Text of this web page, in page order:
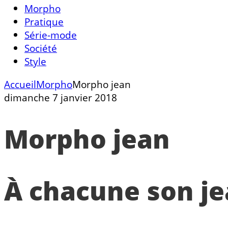
Morpho
Pratique
Série-mode
Société
Style
AccueilMorphoMorpho jean
dimanche 7 janvier 2018
Morpho jean
À chacune son